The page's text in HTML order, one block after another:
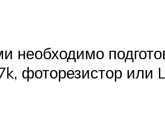
фоторезистор